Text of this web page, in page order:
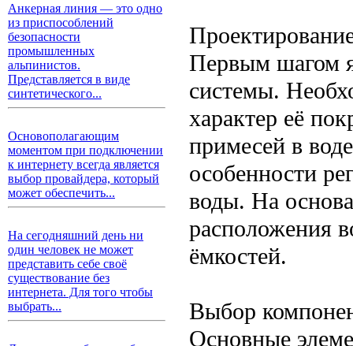
Анкерная линия — это одно
из приспособлений
безопасности
промышленных
альпинистов.
Представляется в виде
синтетического...
Основополагающим
моментом при подключении
к интернету всегда является
выбор провайдера, который
может обеспечить...
На сегодняшний день ни
один человек не может
представить себе своё
существование без
интернета. Для того чтобы
выбрать...
Первым шагом
системы.
характер её
примесей в
особенности
воды. На
расположения
ёмкостей.
Выбор
Основные